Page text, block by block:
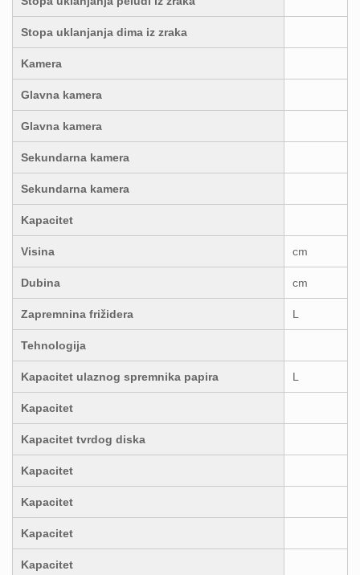
Stopa uklanjanja dima iz zraka
Kamera
Glavna kamera
Glavna kamera
Sekundarna kamera
Sekundarna kamera
Kapacitet
Visina cm
Dubina cm
Zapremnina frižidera L
Tehnologija
Kapacitet ulaznog spremnika papira L
Kapacitet
Kapacitet tvrdog diska
Kapacitet
Kapacitet
Kapacitet
Kapacitet